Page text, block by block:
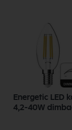
Energetic LED
4,2-40W